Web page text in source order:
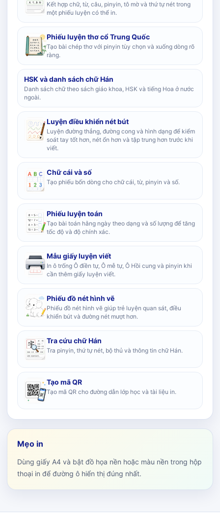
Kết hợp chữ, từ, câu, pinyin, tô mờ và thứ tự nét trong
một phiếu luyện có thể in.
Phiếu luyện thơ cổ Trung Quốc
Tạo bài chép thơ với pinyin tùy chọn và xuống dòng rõ
ràng.
HSK và danh sách chữ Hán
Danh sách chữ theo sách giáo khoa, HSK và tiếng Hoa ở nước
ngoài.
Luyện điều khiển nét bút
Luyện đường thẳng, đường cong và hình dạng để kiểm
soát tay tốt hơn, nét ổn hơn và tập trung hơn trước khi
viết.
Chữ cái và số
Tạo phiếu bốn dòng cho chữ cái, từ, pinyin và số.
Phiếu luyện toán
Tạo bài toán hằng ngày theo dạng và số lượng để tăng
tốc độ và độ chính xác.
Mẫu giấy luyện viết
In ô trống Ô điền tự, Ô mễ tự, Ô Hồi cung và pinyin khi
cần thêm giấy luyện viết.
Phiếu đồ nét hình vẽ
Phiếu đồ nét hình vẽ giúp trẻ luyện quan sát, điều
khiển bút và đường nét mượt hơn.
Tra cứu chữ Hán
Tra pinyin, thứ tự nét, bộ thủ và thông tin chữ Hán.
Tạo mã QR
Tạo mã QR cho đường dẫn lớp học và tài liệu in.
Mẹo in
Dùng giấy A4 và bật đồ họa nền hoặc màu nền trong hộp
thoại in để đường ô hiển thị đúng nhất.